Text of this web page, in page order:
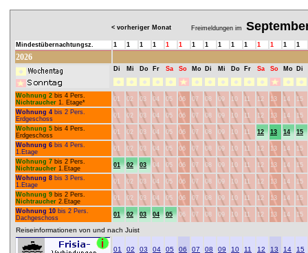
< vorheriger Monat Freimeldungen im
Mindestübernachtungsz. 1 1 1 1 1 1 1 1 1 1 1 1 1 1 1
2026
Di Mi Do Fr Sa So Mo Di Mi Do Fr Sa So Mo Di
Wohnung 2 bis 4 Pers.
Nichtraucher 1. Etage* 01 02 03 04 05 06 07 08 09 10 11 12 13 14
15
Wohnung 4 bis 2 Pers.
Erdgeschoss
01 02 03 04 05 06 07 08 09 10 11 12 13 14
15
Wohnung 5 bis 4 Pers.
Erdgeschoss
01 02 03 04 05 06 07 08 09 10 11 12 13 14
15
Wohnung 6 bis 4 Pers.
1.Etage
01 02 03 04 05 06 07 08 09 10 11 12 13 14
15
Wohnung 7 bis 2 Pers.
Nichtraucher 1.Etage 01 02 03 04 05 06 07 08 09 10 11 12 13 14
15
Wohnung 8 bis 3 Pers.
1.Etage
01 02 03 04 05 06 07 08 09 10 11 12 13 14
15
Wohnung 9 bis 2 Pers.
Nichtraucher 2.Etage 01 02 03 04 05 06 07 08 09 10 11 12 13 14
15
Wohnung 10 bis 2 Pers.
Dachgeschoss
01 02 03 04 05 06 07 08 09 10 11 12 13 14 15
Reiseinformationen von und nach Juist
01 02 03 04 05 06 07 08 09 10 11 12 13 14 15